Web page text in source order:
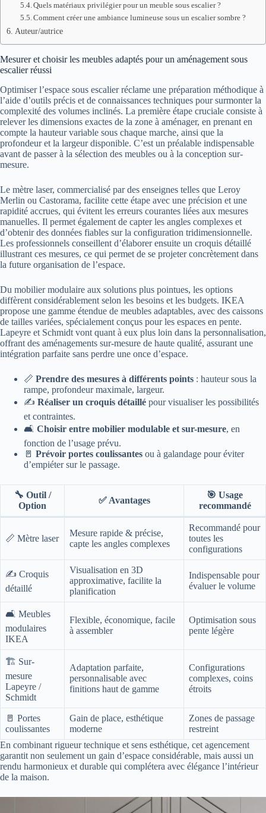
Quels matériaux privilégier pour un meuble sous escalier ?
Comment créer une ambiance lumineuse sous un escalier sombre ?
Auteur/autrice
Mesurer et choisir les meubles adaptés pour un aménagement sous
escalier réussi
Optimiser l’espace sous escalier réclame une préparation méthodique à
l’aide d’outils précis et de connaissances techniques pour surmonter la
complexité des volumes inclinés. La première étape cruciale consiste à
relever les dimensions exactes de la zone à aménager, en prenant en
compte la hauteur variable sous chaque marche, ainsi que la
profondeur et la largeur disponible. C’est un préalable indispensable
avant de passer à la sélection des meubles ou à la conception sur-
mesure.
Le mètre laser, commercialisé par des enseignes telles que Leroy
Merlin ou Castorama, facilite cette étape avec une précision et une
rapidité accrues, qui évitent les erreurs courantes liées aux mesures
manuelles. Il permet également de capter les angles complexes et
d’obtenir des données fiables sur la configuration tridimensionnelle.
Les professionnels conseillent d’élaborer ensuite un croquis détaillé
illustrant ces mesures, ce qui permet de se projeter concrètement dans
la future organisation de l’espace.
Du mobilier modulaire aux solutions plus pointues, les options
diffèrent considérablement selon les besoins et les budgets. IKEA
propose une gamme étendue de meubles adaptables, avec des caissons
de tailles variées, spécialement conçus pour les espaces en pente.
Lapeyre et Schmidt vont quant à eux plus loin dans la personnalisation,
offrant des aménagements sur-mesure de haute qualité, assurant une
intégration parfaite sans perdre une once d’espace.
📏 Prendre des mesures à différents points : hauteur sous la
rampe, profondeur maximale, largeur.
✍️ Réaliser un croquis détaillé pour visualiser les possibilités
et contraintes.
🛋️ Choisir entre mobilier modulable et sur-mesure, en
fonction de l’usage prévu.
🚪 Prévoir portes coulissantes ou à galandage pour éviter
d’empiéter sur le passage.
🔧 Outil /
Option
✅ Avantages
🎯 Usage
recommandé
📏 Mètre laser
Mesure rapide & précise,
capte les angles complexes
Recommandé pour
toutes les
configurations
✍️ Croquis
détaillé
Visualisation en 3D
approximative, facilite la
planification
Indispensable pour
évaluer le volume
🛋️ Meubles
modulaires
IKEA
Flexible, économique, facile
à assembler
Optimisation sous
pente légère
🏗️ Sur-
mesure
Lapeyre /
Schmidt
Adaptation parfaite,
personnalisable avec
finitions haut de gamme
Configurations
complexes, coins
étroits
🚪 Portes
coulissantes
Gain de place, esthétique
moderne
Zones de passage
restreint
En combinant rigueur technique et sens esthétique, cet agencement
garantit non seulement un gain d’espace considérable, mais aussi un
rendu harmonieux et durable qui complétera avec élégance l’intérieur
de la maison.